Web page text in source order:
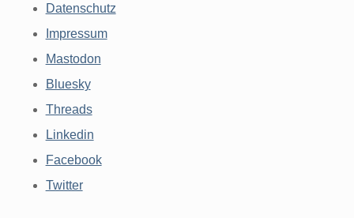
Datenschutz
Impressum
Mastodon
Bluesky
Threads
Linkedin
Facebook
Twitter